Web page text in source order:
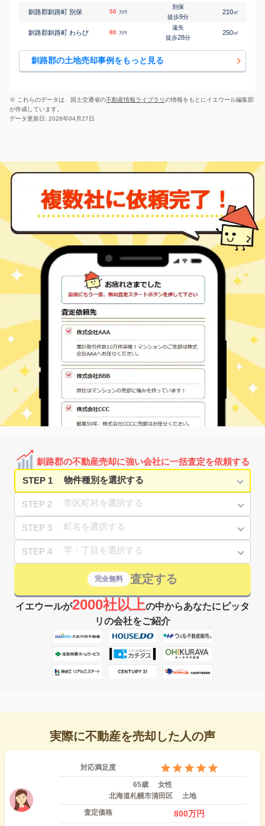
釧路郡釧路町 別保 50 万円
別保
徒歩9分
210㎡
釧路郡釧路町 わらび 80 万円
遠矢
徒歩28分
250㎡
釧路郡の土地売却事例をもっと見る
※ これらのデータは、国土交通省の不動産情報ライブラリの情報をもとにイエウール編集部
が作成しています。
データ更新日: 2026年04月27日
釧路郡の不動産売却に強い会社に一括査定を依頼する
STEP 1
STEP 2
STEP 3
STEP 4
完全無料 査定する
イエウールが2000社以上の中からあなたにピッタ
リの会社をご紹介
実際に不動産を売却した人の声
対応満足度
65歳
女性
北海道札幌市清田区
土地
査定価格
800万円